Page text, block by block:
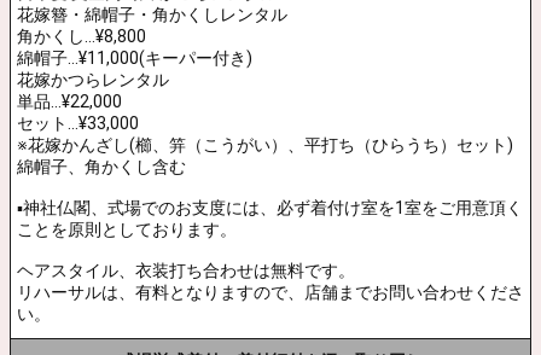
⚫︎婚礼和装用生花造花MIXの髪飾り
レンタル一式
¥22,000〜
⚫︎ブライダルブーケorつまみ細工ブーケ
¥5,500〜¥33,000
⚫︎生花オーダーブライダルブーケ
¥22,000〜
⚫︎生花造花MIXブーケ
¥27,500〜
⚫︎造花ブーケ
¥16,500〜